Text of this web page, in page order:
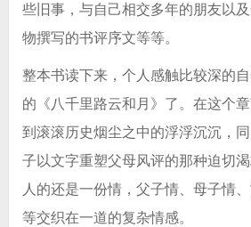
些旧事，与自己相交多年的朋友以
物撰写的书评序文等等。
整本书读下来，个人感触比较深的
的《八千里路云和月》了。在这个
到滚滚历史烟尘之中的浮浮沉沉，
子以文字重塑父母风评的那种迫切
人的还是一份情，父子情、母子情
等交织在一道的复杂情感。